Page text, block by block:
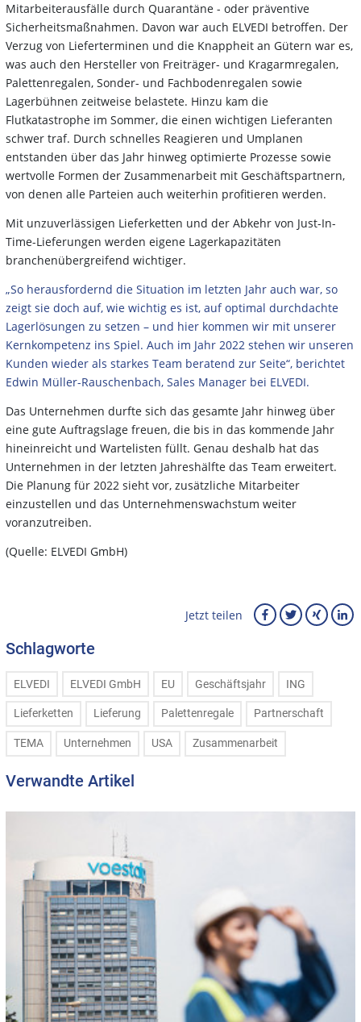
Mitarbeiterausfälle durch Quarantäne - oder präventive
Sicherheitsmaßnahmen. Davon war auch ELVEDI betroffen. Der
Verzug von Lieferterminen und die Knappheit an Gütern war es,
was auch den Hersteller von Freiträger- und Kragarmregalen,
Palettenregalen, Sonder- und Fachbodenregalen sowie
Lagerbühnen zeitweise belastete. Hinzu kam die
Flutkatastrophe im Sommer, die einen wichtigen Lieferanten
schwer traf. Durch schnelles Reagieren und Umplanen
entstanden über das Jahr hinweg optimierte Prozesse sowie
wertvolle Formen der Zusammenarbeit mit Geschäftspartnern,
von denen alle Parteien auch weiterhin profitieren werden.
Mit unzuverlässigen Lieferketten und der Abkehr von Just-In-
Time-Lieferungen werden eigene Lagerkapazitäten
branchenübergreifend wichtiger.
„So herausfordernd die Situation im letzten Jahr auch war, so
zeigt sie doch auf, wie wichtig es ist, auf optimal durchdachte
Lagerlösungen zu setzen – und hier kommen wir mit unserer
Kernkompetenz ins Spiel. Auch im Jahr 2022 stehen wir unseren
Kunden wieder als starkes Team beratend zur Seite“, berichtet
Edwin Müller-Rauschenbach, Sales Manager bei ELVEDI.
Das Unternehmen durfte sich das gesamte Jahr hinweg über
eine gute Auftragslage freuen, die bis in das kommende Jahr
hineinreicht und Wartelisten füllt. Genau deshalb hat das
Unternehmen in der letzten Jahreshälfte das Team erweitert.
Die Planung für 2022 sieht vor, zusätzliche Mitarbeiter
einzustellen und das Unternehmenswachstum weiter
voranzutreiben.
(Quelle: ELVEDI GmbH)
Jetzt teilen
Schlagworte
ELVEDI ELVEDI GmbH EU Geschäftsjahr ING
Lieferketten Lieferung Palettenregale Partnerschaft
TEMA Unternehmen USA Zusammenarbeit
Verwandte Artikel